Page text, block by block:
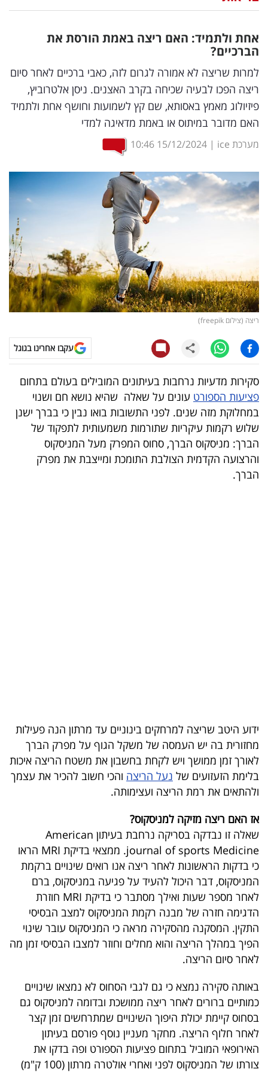
דיגיטל
וטק
שיווק
ופרסום
משפט
מדדים
ומחקרים
דעות
קריפטו
ויראלי
טלוויזיה
עסקי
ספורט
קריירה
ולימודים
מינויים
הכלכלי
פודקאסט
40
UNDER
40
שיתופי
פעולה
דרושים
ניוזלטרים
מייל
אדום
אחת ולתמיד: האם ריצה באמת הורסת את
הברכיים?
למרות שריצה לא אמורה לגרום לזה, כאבי ברכיים לאחר סיום
ריצה הפכו לבעיה שכיחה בקרב האצנים. ניסן אלטרוביץ,
פיזיולוג מאמץ באסותא, שם קץ לשמועות וחושף אחת ולתמיד
האם מדובר במיתוס או באמת מדאיגה למדי
מערכת ice |
15/12/2024
10:46
ריצה (צילום freepik)
עקבו אחרינו בגוגל
סקירות מדעיות נרחבות בעיתונים המובילים בעולם בתחום
פציעות הספורט עונים על שאלה שהיא נושא חם ושנוי
במחלוקת מזה שנים. לפני התשובות בואו נבין כי בברך ישנן
שלוש רקמות עיקריות שתורמות משמעותית לתפקוד של
הברך: מניסקוס הברך, סחוס המפרק מעל המניסקוס
והרצועה הקדמית הצולבת התומכת ומייצבת את מפרק
הברך.
ידוע היטב שריצה למרחקים בינוניים עד מרתון הנה פעילות
מחזורית בה יש העמסה של משקל הגוף על מפרק הברך
לאורך זמן ממושך ויש לקחת בחשבון את משטח הריצה איכות
בלימת הזעזועים של נעל הריצה והכי חשוב להכיר את עצמך
ולהתאים את רמת הריצה ועצימותה.
אז האם ריצה מזיקה למניסקוס?
שאלה זו נבדקה בסריקה נרחבת בעיתון American
journal of sports Medicine. ממצאי בדיקת MRI הראו
כי בדקות הראשונות לאחר ריצה אנו רואים שינויים ברקמת
המניסקוס, דבר היכול להעיד על פגיעה במניסקוס, ברם
לאחר מספר שעות ואילך מסתבר כי בדיקת MRI חוזרת
הדגימה חזרה של מבנה רקמת המניסקוס למצב הבסיסי
התקין. המסקנה מהסקירה מראה כי המניסקוס עובר שינוי
הפיך במהלך הריצה והוא מחלים וחוזר למצבו הבסיסי זמן מה
לאחר סיום הריצה.
באותה סקירה נמצא כי גם לגבי הסחוס לא נמצאו שינויים
כמותיים ברורים לאחר ריצה ממושכת ובדומה למניסקוס גם
בסחוס קיימת יכולת היפוך השינויים שמתרחשים זמן קצר
לאחר חלוף הריצה. מחקר מעניין נוסף פורסם בעיתון
האירופאי המוביל בתחום פציעות הספורט ופה בדקו את
צורתו של המניסקוס לפני ואחרי אולטרה מרתון (100 ק"מ)